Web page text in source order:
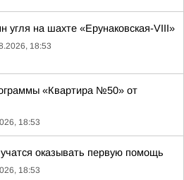
угля на шахте «Ерунаковская-VIII»
18:53
«Квартира №50» от
18:53
учатся оказывать первую помощь
18:53